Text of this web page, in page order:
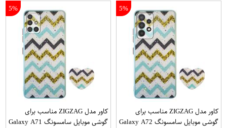
5%
کاور مدل ZIGZAG مناسب برای
گوشی موبایل سامسونگ Galaxy A72
5%
کاور مدل ZIGZAG مناسب برای
گوشی موبایل سامسونگ Galaxy A71